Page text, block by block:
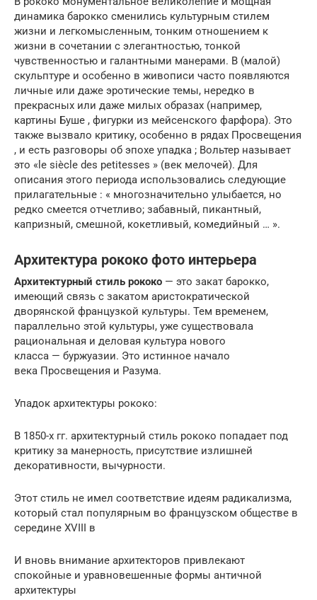
динамика барокко сменились культурным стилем
жизни и легкомысленным, тонким отношением к
жизни в сочетании с элегантностью, тонкой
чувственностью и галантными манерами. В (малой)
скульптуре и особенно в живописи часто появляются
личные или даже эротические темы, нередко в
прекрасных или даже милых образах (например,
картины Буше , фигурки из мейсенского фарфора). Это
также вызвало критику, особенно в рядах Просвещения
, и есть разговоры об эпохе упадка ; Вольтер называет
это «le siècle des petitesses » (век мелочей). Для
описания этого периода использовались следующие
прилагательные : « многозначительно улыбается, но
редко смеется отчетливо; забавный, пикантный,
капризный, смешной, кокетливый, комедийный … ».
Архитектура рококо фото интерьера
Архитектурный стиль рококо — это закат барокко,
имеющий связь с закатом аристократической
дворянской французкой культуры. Тем временем,
параллельно этой культуры, уже существовала
рациональная и деловая культура нового
класса — буржуазии. Это истинное начало
века Просвещения и Разума.
Упадок архитектуры рококо:
В 1850-х гг. архитектурный стиль рококо попадает под
критику за манерность, присутствие излишней
декоративности, вычурности.
Этот стиль не имел соответствие идеям радикализма,
который стал популярным во французском обществе в
середине XVIII в
И вновь внимание архитекторов привлекают
спокойные и уравновешенные формы античной
архитектуры